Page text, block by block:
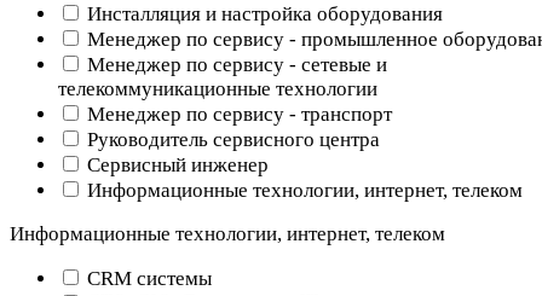
Инсталляция и настройка оборудования
Менеджер по сервису - промышленное
Менеджер по сервису - сетевые и
телекоммуникационные технологии
Менеджер по сервису - транспорт
Руководитель сервисного центра
Сервисный инженер
Информационные технологии, интернет, телеком
Информационные технологии, интернет, телеком
CRM системы